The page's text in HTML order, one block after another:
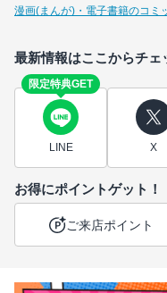
漫画(まんが)・電子書籍のコミ
最新情報はここからチェ
限定特典GET
LINE X
お得にポイントゲット！
ご来店ポイント